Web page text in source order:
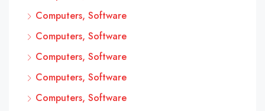
Computers, Software
Computers, Software
Computers, Software
Computers, Software
Computers, Software